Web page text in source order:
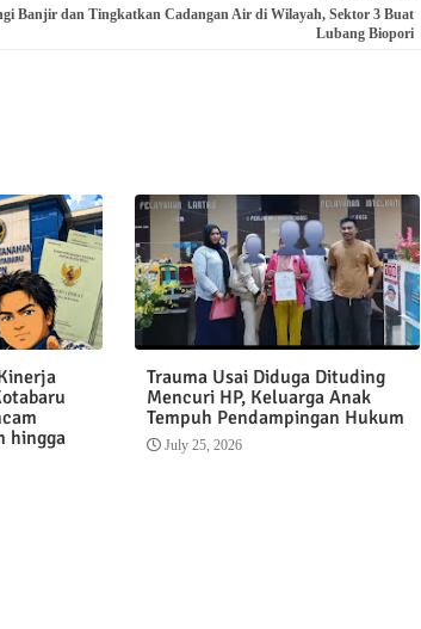
Banjir dan Tingkatkan Cadangan Air di Wilayah, Sektor 3 Buat
Lubang Biopori
hingga
Trauma Usai Diduga Dituding
Mencuri HP, Keluarga Anak
Tempuh Pendampingan Hukum
July 25, 2026